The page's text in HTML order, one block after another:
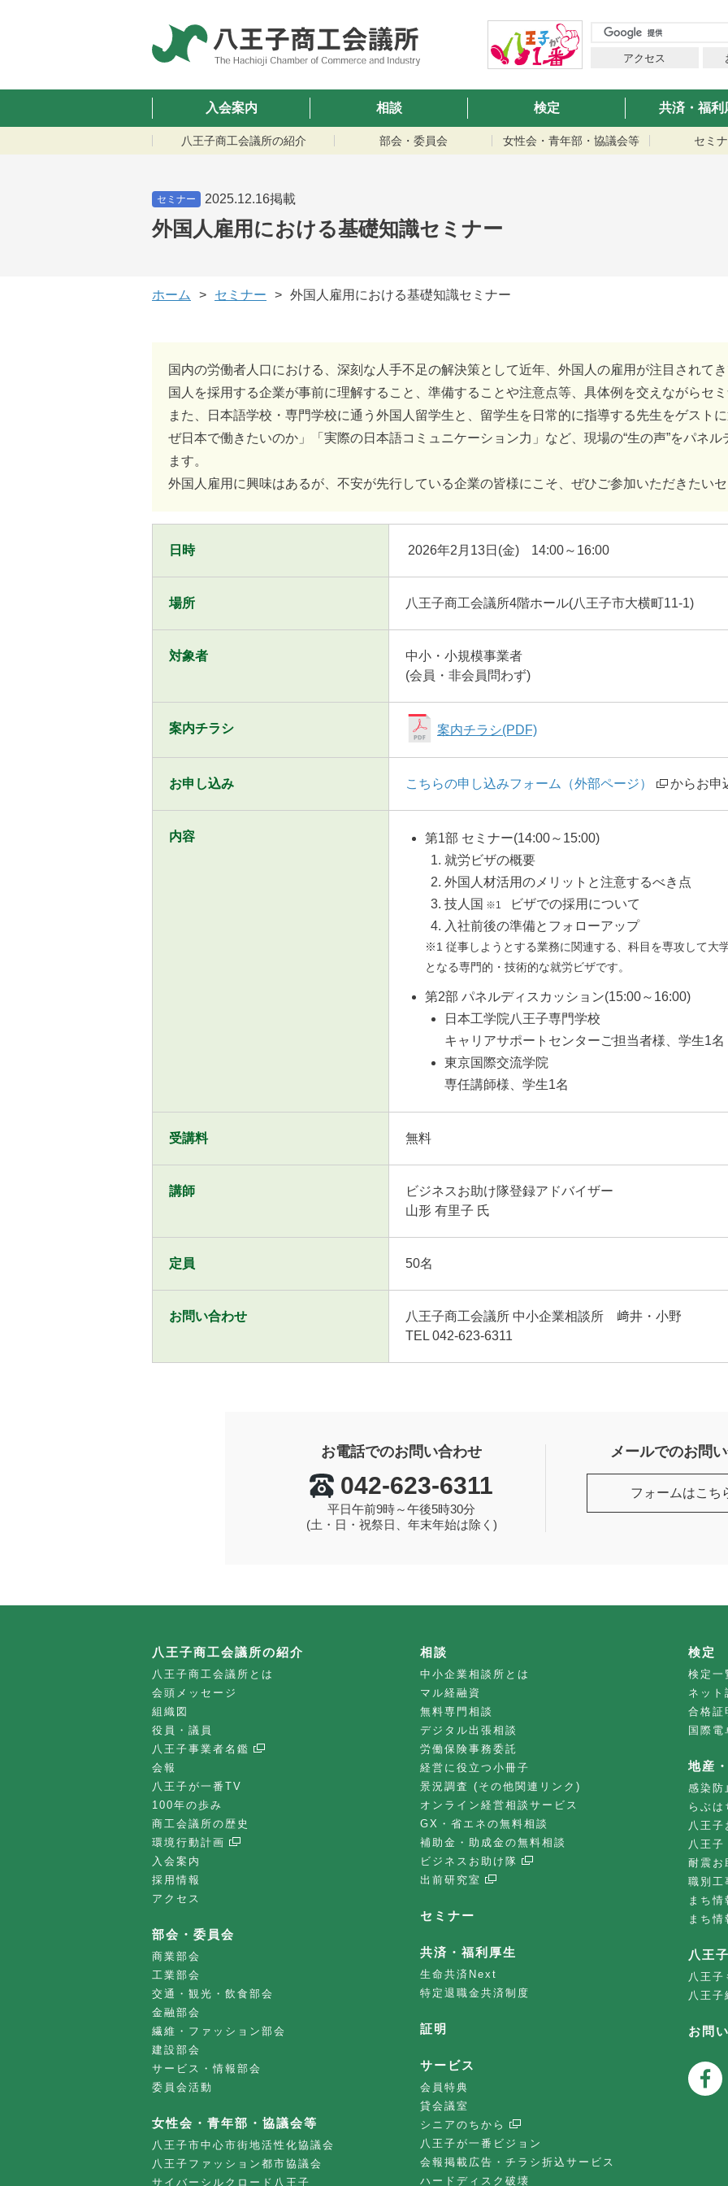
アクセス
入会案内 相談 検定 共済・福利
八王子商工会議所の紹介 部会・委員会 女性会・青年部・協議会等 セミ
セミナー 2025.12.16掲載
外国人雇用における基礎知識セミナー
ホーム セミナー 外国人雇用における基礎知識セミナー
国内の労働者人口における、深刻な人手不足の解決策として近年、外国人の雇用が注目されて
国人を採用する企業が事前に理解すること、準備することや注意点等、具体例を交えながらセ
また、日本語学校・専門学校に通う外国人留学生と、留学生を日常的に指導する先生をゲスト
ぜ日本で働きたいのか」「実際の日本語コミュニケーション力」など、現場の“生の声”をパネ
ます。
外国人雇用に興味はあるが、不安が先行している企業の皆様にこそ、ぜひご参加いただきたい
日時 2026年2月13日(金) 14:00～16:00
場所 八王子商工会議所4階ホール(八王子市大横町11-1)
対象者
中小・小規模事業者
(会員・非会員問わず)
案内チラシ 案内チラシ(PDF)
お申し込み こちらの申し込みフォーム（外部ページ） からお申
内容
第1部 セミナー(14:00～15:00)
就労ビザの概要
外国人材活用のメリットと注意するべき点
技人国 ※1
ビザでの採用について
入社前後の準備とフォローアップ
※1 従事しようとする業務に関連する、科目を専攻して大
となる専門的・技術的な就労ビザです。
第2部 パネルディスカッション(15:00～16:00)
日本工学院八王子専門学校
キャリアサポートセンターご担当者様、学生1名
東京国際交流学院
専任講師様、学生1名
受講料 無料
講師
ビジネスお助け隊登録アドバイザー
山形 有里子 氏
定員 50名
お問い合わせ
八王子商工会議所 中小企業相談所 﨑井・小野
TEL 042-623-6311
お電話でのお問い合わせ
042-623-6311
平日午前9時～午後5時30分
(土・日・祝祭日、年末年始は除く)
メールでのお問
フォームはこち
八王子商工会議所の紹介
八王子商工会議所とは
会頭メッセージ
組織図
役員・議員
八王子事業者名鑑
会報
八王子が一番TV
100年の歩み
商工会議所の歴史
環境行動計画
入会案内
採用情報
アクセス
部会・委員会
商業部会
工業部会
交通・観光・飲食部会
金融部会
繊維・ファッション部会
建設部会
サービス・情報部会
委員会活動
女性会・青年部・協議会等
八王子市中心市街地活性化協議会
八王子ファッション都市協議会
サイバーシルクロード八王子
相談
中小企業相談所とは
マル経融資
無料専門相談
デジタル出張相談
労働保険事務委託
経営に役立つ小冊子
景況調査 (その他関連リンク)
オンライン経営相談サービス
GX・省エネの無料相談
補助金・助成金の無料相談
ビジネスお助け隊
出前研究室
セミナー
共済・福利厚生
生命共済Next
特定退職金共済制度
証明
サービス
会員特典
貸会議室
シニアのちから
八王子が一番ビジョン
会報掲載広告・チラシ折込サービス
ハードディスク破壊
検定
検定一
ネット
合格証
国際
地産
感染防
らぶは
八王子
八王子
耐震お
職別工
まち
まち
八王
八王子
八王子
お問